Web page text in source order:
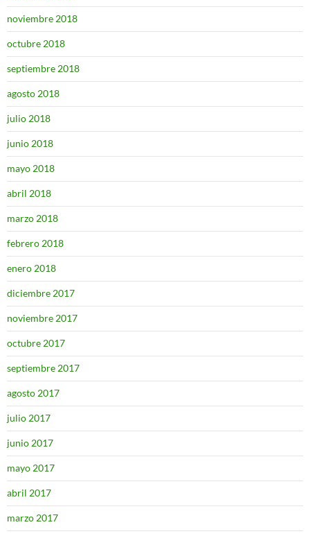
noviembre 2018
octubre 2018
septiembre 2018
agosto 2018
julio 2018
junio 2018
mayo 2018
abril 2018
marzo 2018
febrero 2018
enero 2018
diciembre 2017
noviembre 2017
octubre 2017
septiembre 2017
agosto 2017
julio 2017
junio 2017
mayo 2017
abril 2017
marzo 2017